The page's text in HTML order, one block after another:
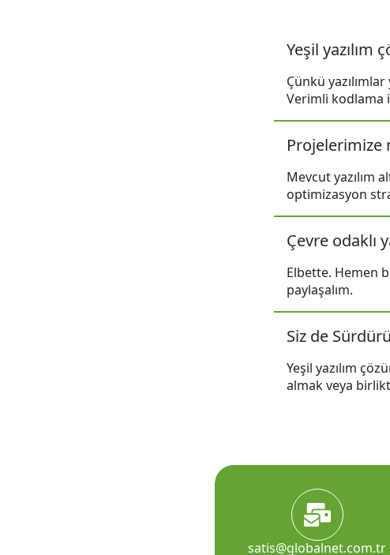
Yeşil yazılım
Çünkü
Verimli kodlama
Projelerimize
Mevcut yazılım
optimizasyon
Çevre odaklı
Elbette. Hemen
paylaşalım.
Siz de
Yeşil yazılım
almak veya
satis@globalnet.com.tr